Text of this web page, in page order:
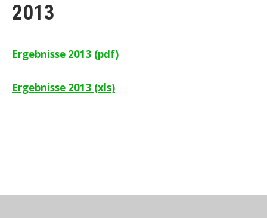
2013
Ergebnisse 2013 (pdf)
Ergebnisse 2013 (xls)